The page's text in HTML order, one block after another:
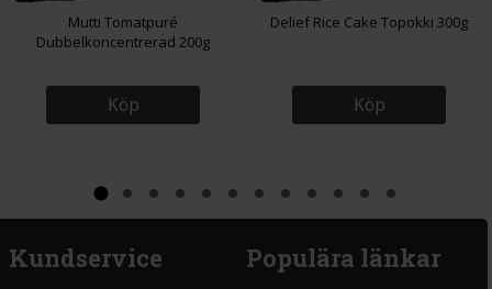
Mutti Tomatpuré
Dubbelkoncentrerad 200g
Köp
Delief Rice Cake Topokki 300g
Köp
Kundservice Populära länkar